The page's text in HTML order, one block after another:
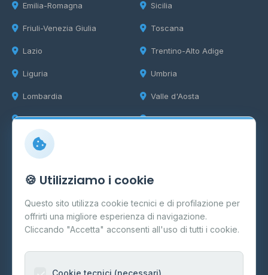
Emilia-Romagna
Friuli-Venezia Giulia
Lazio
Liguria
Lombardia
Marche
Sicilia
Toscana
Trentino-Alto Adige
Umbria
Valle d'Aosta
Veneto
Info
Cos'è il GPL
FAQ
Contatti
🍪 Utilizziamo i cookie
Questo sito utilizza cookie tecnici e di profilazione per
offrirti una migliore esperienza di navigazione.
Cliccando "Accetta" acconsenti all'uso di tutti i cookie.
Cookie tecnici (necessari)